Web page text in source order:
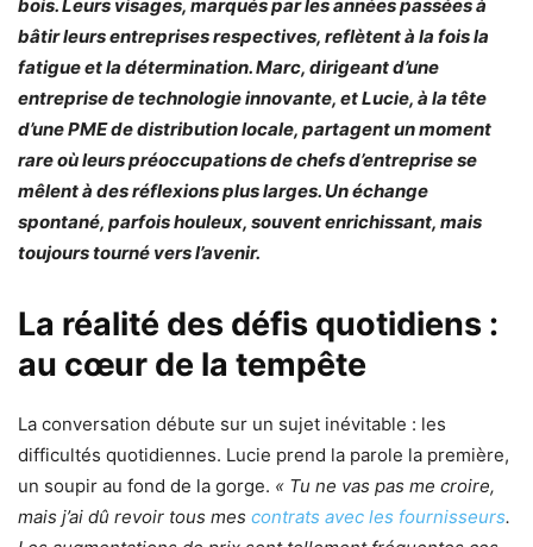
bois. Leurs visages, marqués par les années passées à
bâtir leurs entreprises respectives, reflètent à la fois la
fatigue et la détermination. Marc, dirigeant d’une
entreprise de technologie innovante, et Lucie, à la tête
d’une PME de distribution locale, partagent un moment
rare où leurs préoccupations de chefs d’entreprise se
mêlent à des réflexions plus larges. Un échange
spontané, parfois houleux, souvent enrichissant, mais
toujours tourné vers l’avenir.
La réalité des défis quotidiens :
au cœur de la tempête
La conversation débute sur un sujet inévitable : les
difficultés quotidiennes. Lucie prend la parole la première,
un soupir au fond de la gorge. « Tu ne vas pas me croire,
mais j’ai dû revoir tous mes contrats avec les fournisseurs.